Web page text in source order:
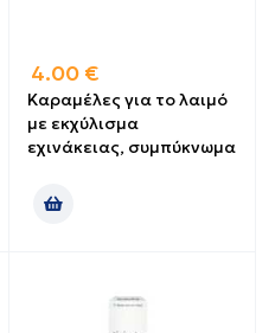
4.00 €
Καραμέλες για το λαιμό
με εκχύλισμα
εχινάκειας, συμπύκνωμα